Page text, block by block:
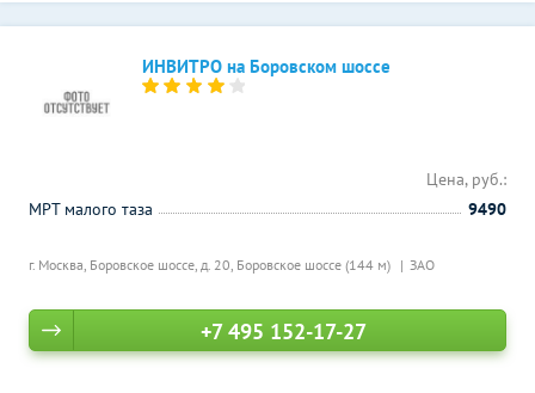
ИНВИТРО на Боровском шоссе
г. Москва, Боровское шоссе, д. 20, Боровское шоссе (144 м) ЗАО
Цена, руб.:
МРТ малого таза
9490
+7 495 152-17-27